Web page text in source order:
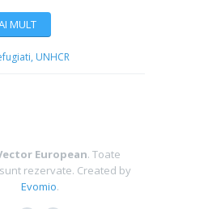
MULT
UNHCR
European. Toate
rezervate. Created by
Evomio.